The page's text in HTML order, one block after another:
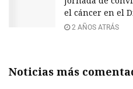
el cáncer en el
2 AÑOS ATRÁS
Noticias más